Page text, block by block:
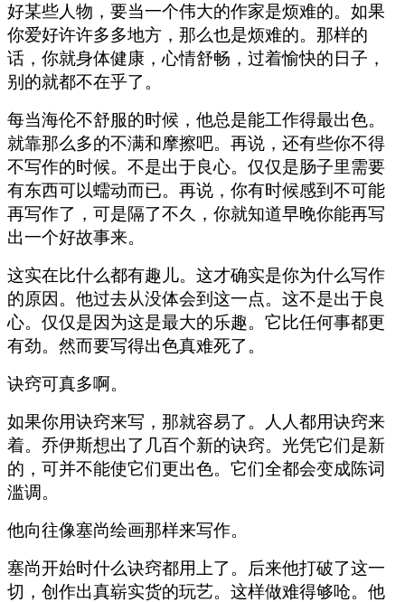
好某些人物，要当一个伟大的作家是烦难的。如果
你爱好许许多多地方，那么也是烦难的。那样的
话，你就身体健康，心情舒畅，过着愉快的日子，
别的就都不在乎了。
每当海伦不舒服的时候，他总是能工作得最出色。
就靠那么多的不满和摩擦吧。再说，还有些你不得
不写作的时候。不是出于良心。仅仅是肠子里需要
有东西可以蠕动而已。再说，你有时候感到不可能
再写作了，可是隔了不久，你就知道早晚你能再写
出一个好故事来。
这实在比什么都有趣儿。这才确实是你为什么写作
的原因。他过去从没体会到这一点。这不是出于良
心。仅仅是因为这是最大的乐趣。它比任何事都更
有劲。然而要写得出色真难死了。
诀窍可真多啊。
如果你用诀窍来写，那就容易了。人人都用诀窍来
着。乔伊斯想出了几百个新的诀窍。光凭它们是新
的，可并不能使它们更出色。它们全都会变成陈词
滥调。
他向往像塞尚绘画那样来写作。
塞尚开始时什么诀窍都用上了。后来他打破了这一
切，创作出真崭实货的玩艺。这样做难得够呛。他